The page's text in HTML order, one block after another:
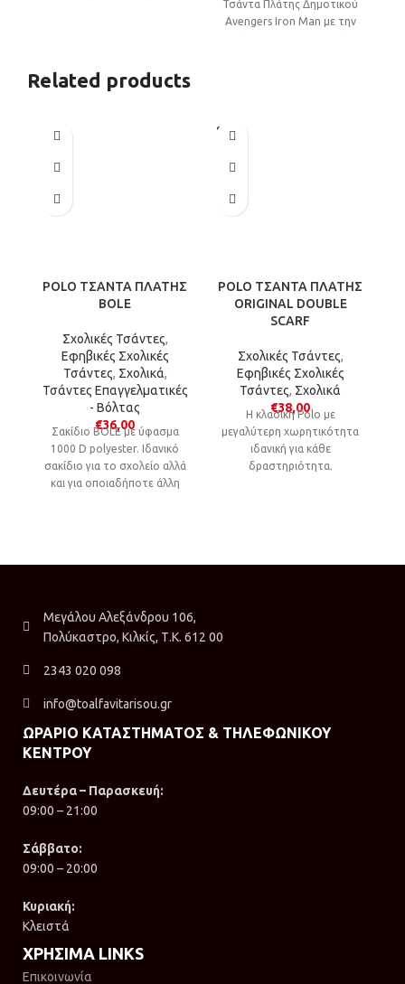
σχολείο.
Τσάντα Πλάτης Δημοτικού
Avengers Iron Man με την
Related products
POLO ΤΣΑΝΤΑ ΠΛΑΤΗΣ
BOLE
Σχολικές Τσάντες,
Εφηβικές Σχολικές
Τσάντες, Σχολικά,
Τσάντες Επαγγελματικές
- Βόλτας
€36,00
Σακίδιο BOLE με ύφασμα
1000 D polyester. Ιδανικό
σακίδιο για το σχολείο αλλά
και για οποιαδήποτε άλλη
SOLD
OUT
POLO ΤΣΑΝΤΑ ΠΛΑΤΗΣ
ORIGINAL DOUBLE
SCARF
Σχολικές Τσάντες,
Εφηβικές Σχολικές
Τσάντες, Σχολικά
€38,00
Η κλασική Polo με
μεγαλύτερη χωρητικότητα
ιδανική για κάθε
δραστηριότητα.
Μεγάλου Αλεξάνδρου 106,
Πολύκαστρο, Κιλκίς, Τ.Κ. 612 00
2343 020 098
info@toalfavitarisou.gr
ΩΡΑΡΙΟ ΚΑΤΑΣΤΗΜΑΤΟΣ & ΤΗΛΕΦΩΝΙΚΟΥ
ΚΕΝΤΡΟΥ
Δευτέρα – Παρασκευή:
09:00 – 21:00
Σάββατο:
09:00 – 20:00
Κυριακή:
Κλειστά
ΧΡΗΣΙΜΑ LINKS
Επικοινωνία